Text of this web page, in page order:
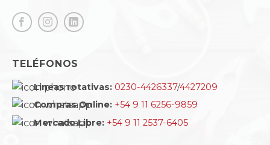
TELÉFONOS
Lineas rotativas: 0230-4426337/4427209
Compras Online: +54 9 11 6256-9859
Mercado Libre: +54 9 11 2537-6405